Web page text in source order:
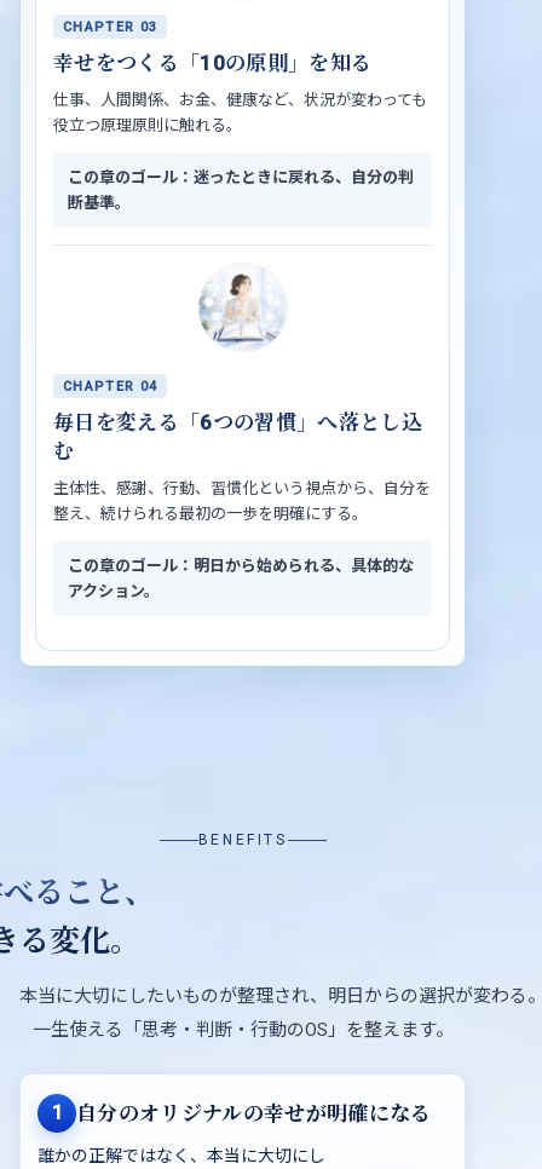
CHAPTER 03
幸せをつくる「10の原則」を知る
仕事、人間関係、お金、健康など、状況が変わっても
役立つ原理原則に触れる。
この章のゴール：迷ったときに戻れる、自分の判
断基準。
CHAPTER 04
毎日を変える「6つの習慣」へ落とし込
む
主体性、感謝、行動、習慣化という視点から、自分を
整え、続けられる最初の一歩を明確にする。
この章のゴール：明日から始められる、具体的な
アクション。
BENEFITS
ること、
変化。
本当に大切にしたいものが整理され、明日からの選択が変わる
一生使える「思考・判断・行動のOS」を整えます。
1 自分のオリジナルの幸せが明確になる
誰かの正解ではなく、本当に大切にし